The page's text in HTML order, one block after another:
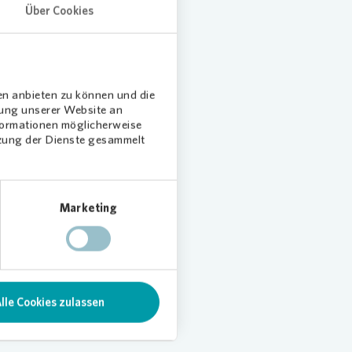
Über Cookies
anbieten zu können und die
unserer Website an
möglicherweise
der Dienste gesammelt
Marketing
Cookies zulassen
zur